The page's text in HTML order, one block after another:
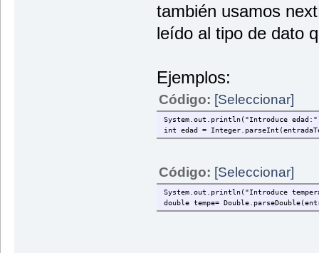
también usamos
leído al tipo de dato
Ejemplos:
Código: [Seleccionar]
System.out.println("Introduce
int edad =
Código: [Seleccionar]
System.out.println("Introduce
double tempe=